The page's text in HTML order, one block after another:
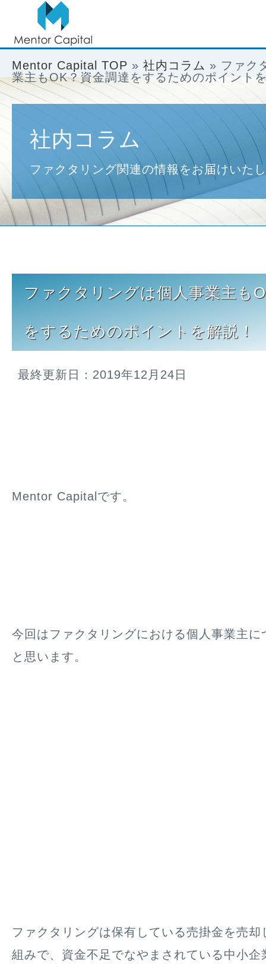
Mentor Capital TOP » 社内コラム » ファク
業主もOK？資金調達をするためのポイント
社内コラム
ファクタリング関連の情報をお届けいた
ファクタリングは個人事業主も
をするためのポイントを解説！
最終更新日：2019年12月24日
Mentor Capitalです。
今回はファクタリングにおける個人事業主に
と思います。
ファクタリングは保有している売掛金を売
組みで、資金不足でなやまされている中小企